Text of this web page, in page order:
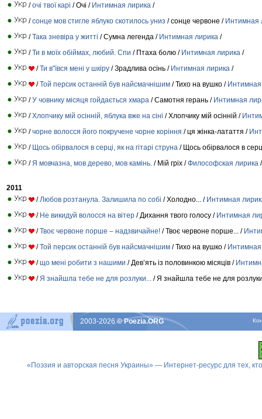
/очі твої карі / Очі / Интимная лирика /
/сонце мов стигле яблуко скотилось униз / сонце червоне / Интимная
/Така зневіра у житті / Сумна легенда / Интимная лирика /
/Ти в моїх обіймах, любий. Спи / Птаха болю / Интимная лирика /
/Ти в"ївся мені у шкіру / Зрадлива осінь / Интимная лирика /
/Той персик останній був найсмачнішим / Тихо на вушко /
/У човнику місяця гойдається хмара / Самотня герань / Интимная
/Хлопчику мій осінній, яблука вже на сіні / Хлопчику мій осінній /
/чорне волосся його покручене чорне коріння / ця жінка-латаття /
/ Щось обірвалося в серці, як на гітарі струна / Щось обірвалося в
/ Я мовчазна, мов дерево, мов камінь. / Мiй грiх /Философская лирика /
2011
/ Любов розтанула. Залишила по собі / Холодно... / Интимная
/ Не викидуй волосся на вітер / Дихання твого голосу / Интимная
/Твоє червоне порше – надзвичайне! / Твоє червоне порше... /
/Той персик останній був найсмачнішим / Тихо на вушко /
/що мені робити з нашими / Дев’ять iз половинкою мiсяцiв /
/ Я знайшла тебе не для розлуки... / Я знайшла тебе не для
2003-2026© Poezia.ORG
«Поэзия и авторская песня Украины» — Интернет-ресурс для тех,